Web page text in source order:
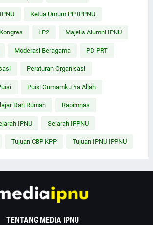
Ketua Umum PP IPPNU
Kongres LP2 Majelis Alumni IPNU
Moderasi Beragama PD PRT
Peraturan Organisasi
Puisi Gumamku Ya Allah
Dari Rumah Rapimnas
IPNU Sejarah IPPNU
Tujuan CBP KPP Tujuan IPNU IPPNU
TENTANG MEDIA IPNU